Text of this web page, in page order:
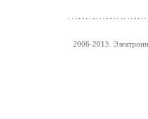
2006-2013.